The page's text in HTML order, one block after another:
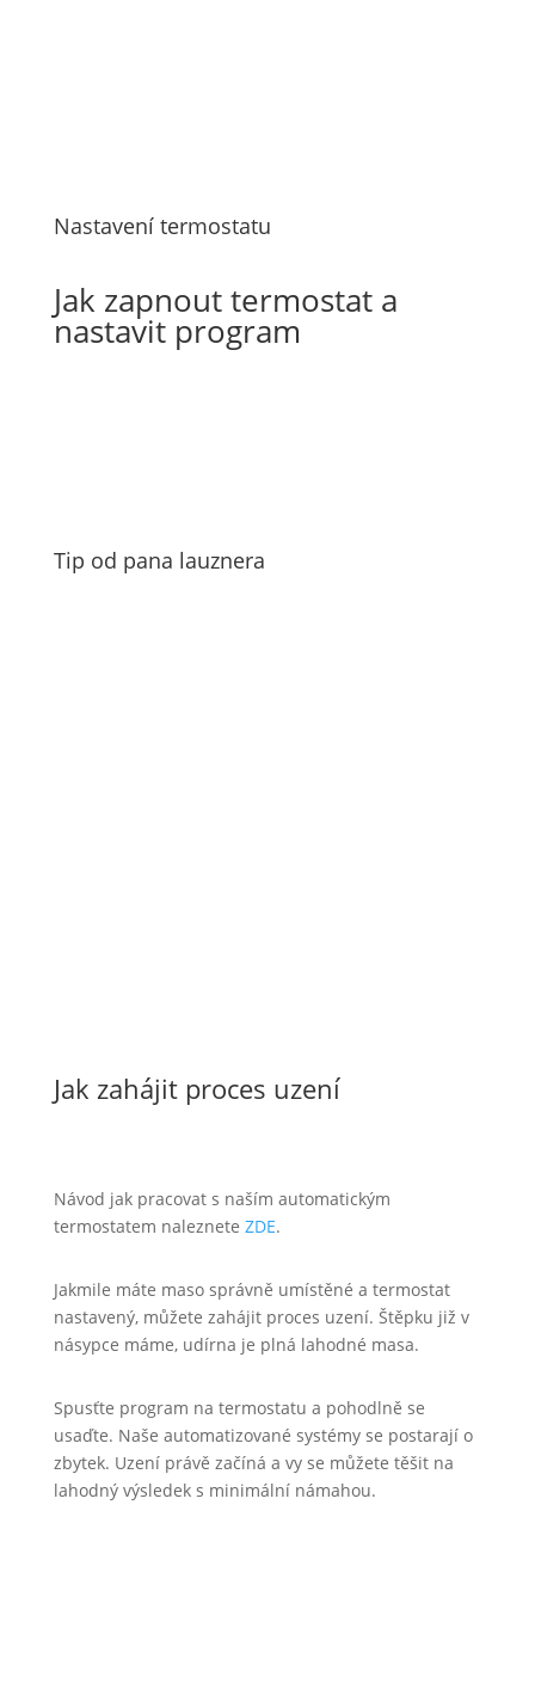
Nastavení termostatu
Jak zapnout termostat a
nastavit program
Tip od pana lauznera
Jak zahájit proces uzení
Návod jak pracovat s naším automatickým
termostatem naleznete ZDE.
Jakmile máte maso správně umístěné a termostat
nastavený, můžete zahájit proces uzení. Štěpku již v
násypce máme, udírna je plná lahodné masa.
Spusťte program na termostatu a pohodlně se
usaďte. Naše automatizované systémy se postarají o
zbytek. Uzení právě začíná a vy se můžete těšit na
lahodný výsledek s minimální námahou.